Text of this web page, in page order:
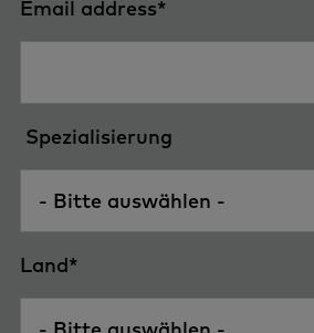
Email address*
Spezialisierung
Land*